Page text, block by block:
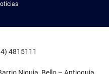
4815111